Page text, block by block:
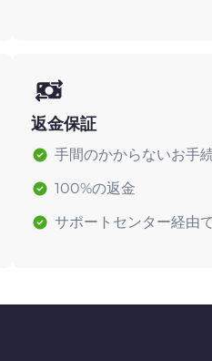
返金保証
手間のかからないお手
100%の返金
サポートセンター経由